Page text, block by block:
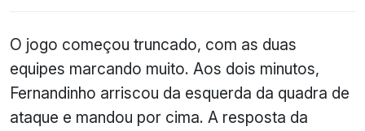
O jogo começou truncado, com as duas
equipes marcando muito. Aos dois minutos,
Fernandinho arriscou da esquerda da quadra de
ataque e mandou por cima. A resposta da